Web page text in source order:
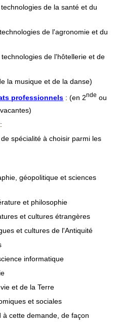
de la santé et du
de l'agronomie et du
de l'hôtellerie et de
la musique et de la danse)
professionnels : (en 2nde ou
:
spécialité à choisir parmi les
géopolitique et sciences
et philosophie
et cultures étrangères
et cultures de l'Antiquité
informatique
et de la Terre
et sociales
à cette demande, de façon